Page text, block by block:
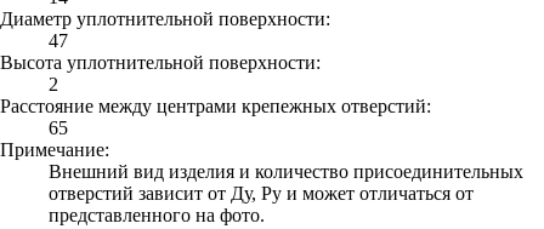
Диаметр уплотнительной поверхности:
47
Высота уплотнительной поверхности:
2
Расстояние между центрами крепежных отверстий:
65
Примечание:
Внешний вид изделия и количество присоединительных
отверстий зависит от Ду, Ру и может отличаться от
представленного на фото.